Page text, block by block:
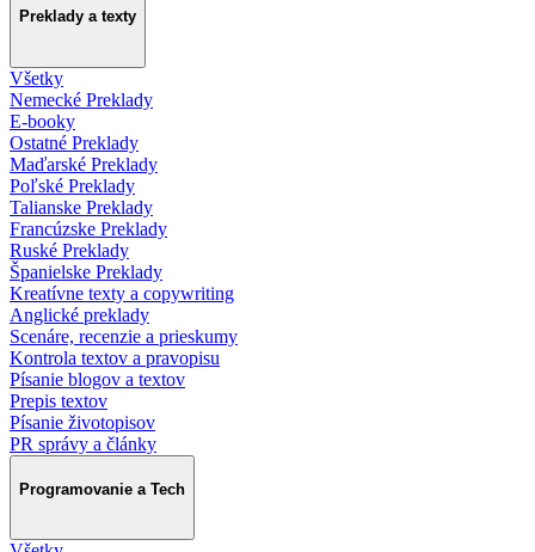
Preklady a texty
Všetky
Nemecké Preklady
E-booky
Ostatné Preklady
Maďarské Preklady
Poľské Preklady
Talianske Preklady
Francúzske Preklady
Ruské Preklady
Španielske Preklady
Kreatívne texty a copywriting
Anglické preklady
Scenáre, recenzie a prieskumy
Kontrola textov a pravopisu
Písanie blogov a textov
Prepis textov
Písanie životopisov
PR správy a články
Programovanie a Tech